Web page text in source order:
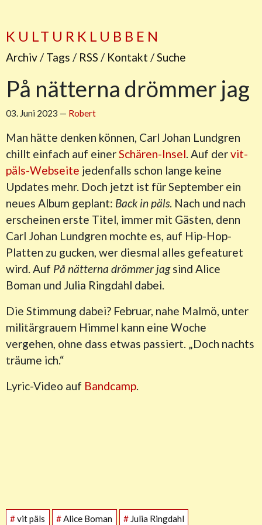
KULTURKLUBBEN
Archiv/ Tags / RSS / Kontakt /Suche
På n​ä​tterna dr​ö​mmer jag
03. Juni 2023 — Robert
Man hätte denken können, Carl Johan Lundgren
chillt einfach auf einerSchären-Insel. Auf dervit-
päls-Webseite jedenfalls schon lange keine
Updates mehr. Doch jetzt ist für September ein
neues Album geplant: Back in päls. Nach und nach
erscheinen erste Titel, immer mit Gästen, denn
Carl Johan Lundgren mochte es, auf Hip-Hop-
Platten zu gucken, wer diesmal alles gefeaturet
wird. Auf På nätterna drömmer jagsind Alice
Boman und Julia Ringdahl dabei.
Die Stimmung dabei? Februar, nahe Malmö, unter
militärgrauem Himmel kann eine Woche
vergehen, ohne dass etwas passiert. „Doch nachts
träume ich.“
Lyric-Video auf Bandcamp.
#vit päls #Alice Boman #Julia Ringdahl